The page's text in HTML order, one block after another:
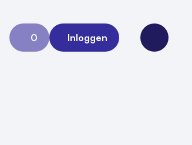
0
Aanvraag 0
Inloggen
Open